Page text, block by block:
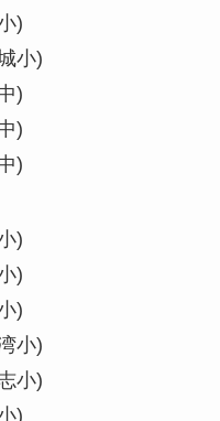
)
小)
)
)
)
)
)
)
小)
小)
)